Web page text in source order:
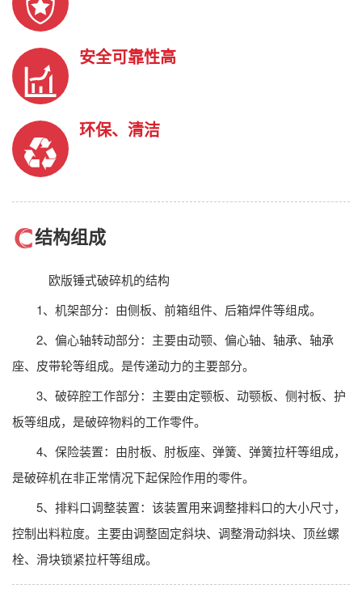
安全可靠性高
环保、清洁
结构组成
欧版锤式破碎机的结构
1、机架部分：由侧板、前箱组件、后箱焊件等组成。
2、偏心轴转动部分：主要由动颚、偏心轴、轴承、轴承
座、皮带轮等组成。是传递动力的主要部分。
3、破碎腔工作部分：主要由定颚板、动颚板、侧衬板、护
板等组成，是破碎物料的工作零件。
4、保险装置：由肘板、肘板座、弹簧、弹簧拉杆等组成，
是破碎机在非正常情况下起保险作用的零件。
5、排料口调整装置：该装置用来调整排料口的大小尺寸，
控制出料粒度。主要由调整固定斜块、调整滑动斜块、顶丝螺
栓、滑块锁紧拉杆等组成。